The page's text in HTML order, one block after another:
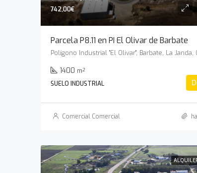
742,00€
Parcela P8.11 en PI El Olivar de Barbate
1400 m²
SUELO INDUSTRIAL
Comercial Comercial